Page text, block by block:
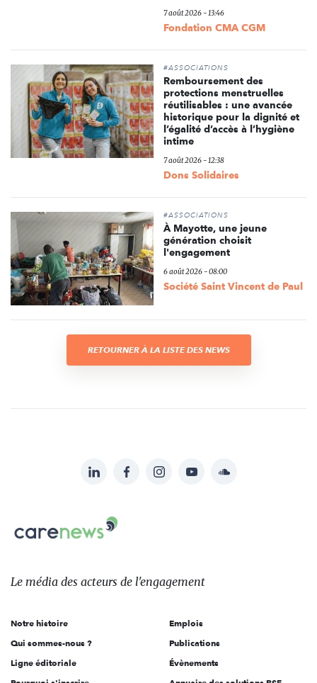
7 août 2026 - 13:46
Fondation CMA CGM
#ASSOCIATIONS
Remboursement des
protections menstruelles
réutilisables : une avancée
historique pour la dignité et
l’égalité d’accès à l’hygiène
intime
7 août 2026 - 12:38
Dons Solidaires
#ASSOCIATIONS
À Mayotte, une jeune
génération choisit
l'engagement
6 août 2026 - 08:00
Société Saint Vincent de Paul
RETOURNER À LA LISTE DES NEWS
sur:
LinkedInFacebookInstagramYouTubeSoundcloud
Carenews,
Le
des
l'engagement
Le média des acteurs de l'engagement
Notre histoire
Qui sommes-nous ?
Ligne éditoriale
Emplois
Publications
Évènements